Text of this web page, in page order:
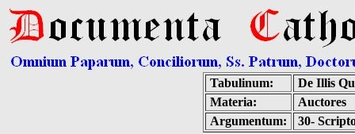
Tabulinum:
De Illis
Materia:
Auctores
Argumentum:
30-